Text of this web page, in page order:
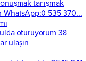
tanışmak
WhatsApp:0 535 370...
oturuyorum 38
ulaşın